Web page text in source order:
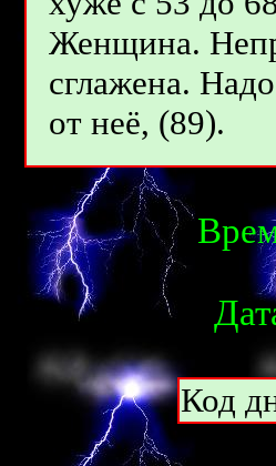
Женщина.
сглажена.
от неё, (89).
Код